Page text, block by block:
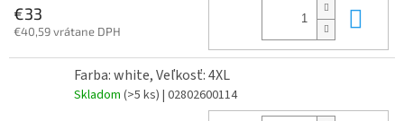
€33
€40,59 vrátane DPH
Farba: white, Veľkosť: 4XL
Skladom (>5 ks) | 02802600114